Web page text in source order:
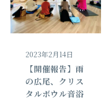
2023年2月14日
【開催報告】雨
の広尾、クリス
タルボウル音浴